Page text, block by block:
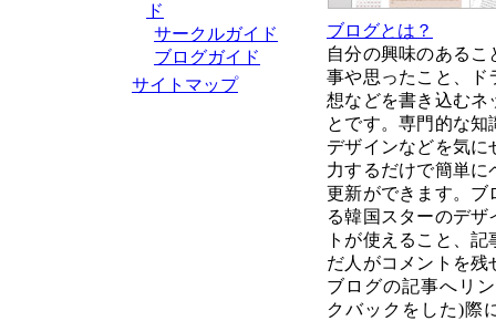
ド
サークルガイド
ブログガイド
サイトマップ
ブログとは？
自分の興味のあるこ
事や思ったこと、ド
想などを書き込むネ
とです。専門的な知
デザインなどを気に
力するだけで簡単に
更新ができます。ブ
る韓国スターのデザ
トが使えること、
だ人がコメントを残
ブログの記事へリ
クバックをした)際